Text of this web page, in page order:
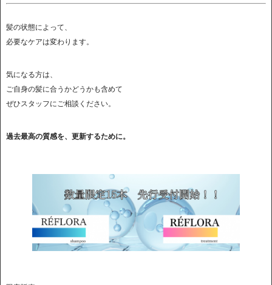
髪の状態によって、
必要なケアは変わります。
気になる方は、
ご自身の髪に合うかどうかも含めて
ぜひスタッフにご相談ください。
過去最高の質感を、更新するために。